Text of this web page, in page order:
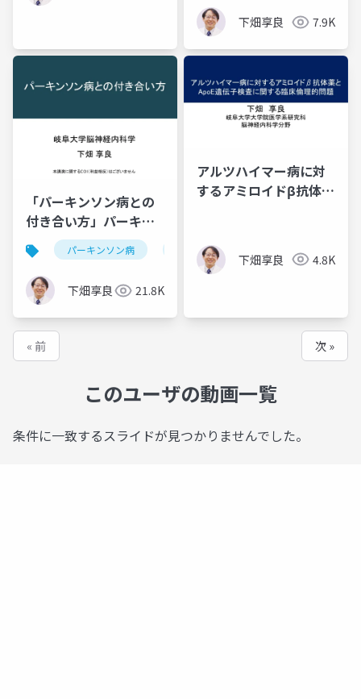
下畑享良 7.9K
「パーキンソン病との
付き合い方」パーキン
ソン病健康教室 in 岡山
パーキンソン病 治療法
下畑享良 21.8K
アルツハイマー病に対
するアミロイドβ抗体薬
下畑享良 4.8K
« 前 次 »
このユーザの動画一覧
条件に一致するスライドが見つかりませんでした。